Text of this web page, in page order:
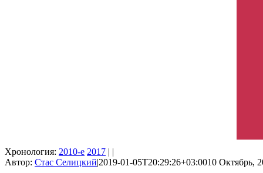
Хронология: 2010-е 2017 | |
Автор: Стас Селицкий|2019-01-05T20:29:26+03:0010 Октябрь,